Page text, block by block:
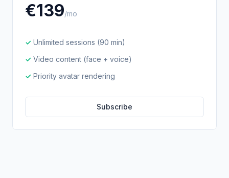
€139/mo
Unlimited sessions (90 min)
Video content (face + voice)
Priority avatar rendering
Subscribe